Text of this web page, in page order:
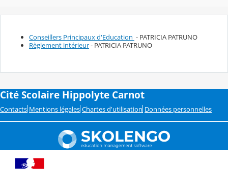
Conseillers Principaux d'Education - PATRICIA PATRUNO
Règlement intérieur- PATRICIA PATRUNO
Cité Scolaire Hippolyte Carnot
Contacts Mentions légales Chartes d'utilisation Données personnelles